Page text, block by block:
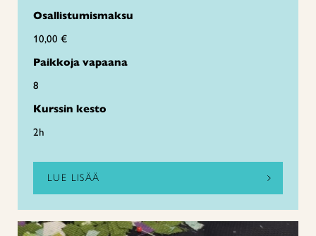
Osallistumismaksu
10,00 €
Paikkoja vapaana
8
Kurssin kesto
2h
LUE LISÄÄ